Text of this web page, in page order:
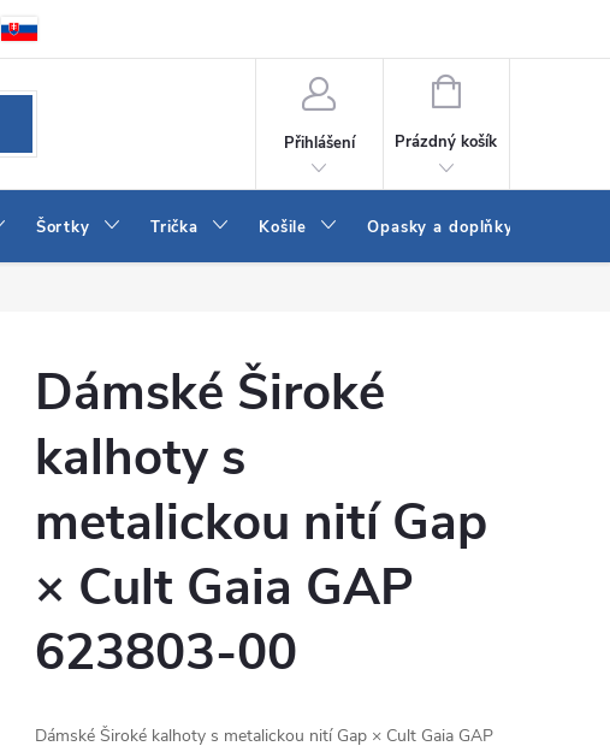
Kontakt
Přihlášení
NÁKUPNÍ
Prázdný košík
Šortky Trička Košile Opasky a doplňky
Dámské Široké
kalhoty s
metalickou nití Gap
× Cult Gaia GAP
623803-00
Dámské Široké kalhoty s metalickou nití Gap × Cult Gaia GAP